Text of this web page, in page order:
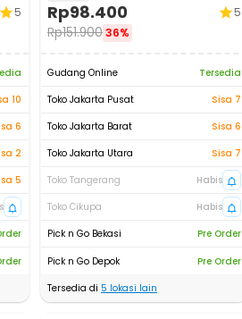
5
10
6
2
5
Rp98.400
Rp151.90036%
5
Gudang Online
Tersedia
Toko Jakarta Pusat
Sisa 7
Toko Jakarta Barat
Sisa 6
Toko Jakarta Utara
Sisa 7
Toko Tangerang
Habis
Toko Cikupa
Habis
Pick n Go Bekasi
Pre Order
Pick n Go Depok
Pre Order
Tersedia di 5 lokasi lain